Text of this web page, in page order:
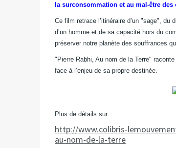
la surconsommation et au mal-être
Ce film retrace l’itinéraire d’un "sage", du
d’un homme et de sa capacité hors du
préserver notre planète des souffrances
"Pierre Rabhi, Au nom de la Terre"
face à l’enjeu de sa propre destinée.
Plus de détails sur :
http://www.colibris-
au-nom-de-la-terre